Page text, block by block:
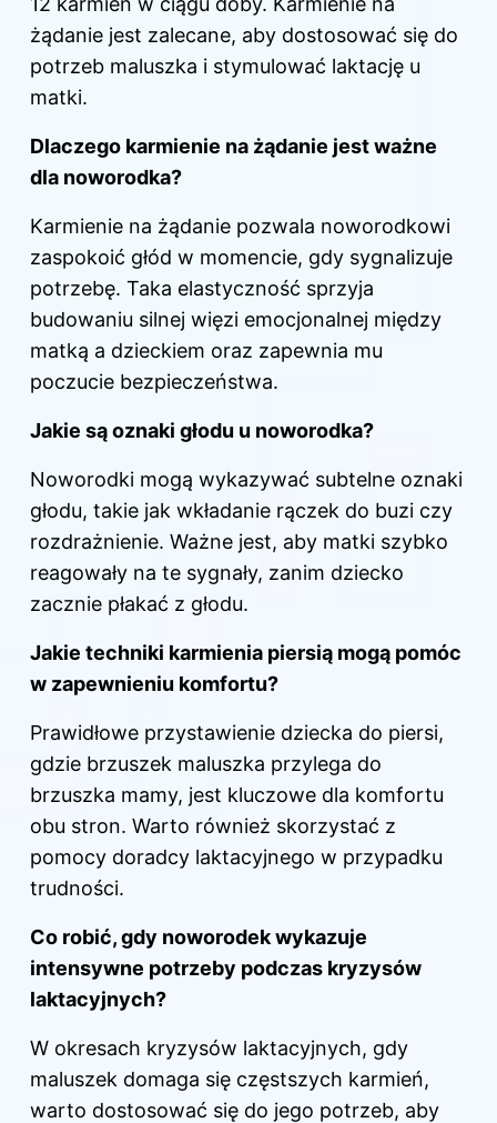
żądanie jest zalecane, aby dostosować się do
potrzeb maluszka i stymulować laktację u
matki.
Dlaczego karmienie na żądanie jest ważne
dla noworodka?
Karmienie na żądanie pozwala noworodkowi
zaspokoić głód w momencie, gdy sygnalizuje
potrzebę. Taka elastyczność sprzyja
budowaniu silnej więzi emocjonalnej między
matką a dzieckiem oraz zapewnia mu
poczucie bezpieczeństwa.
Jakie są oznaki głodu u noworodka?
Noworodki mogą wykazywać subtelne oznaki
głodu, takie jak wkładanie rączek do buzi czy
rozdrażnienie. Ważne jest, aby matki szybko
reagowały na te sygnały, zanim dziecko
zacznie płakać z głodu.
Jakie techniki karmienia piersią mogą pomóc
w zapewnieniu komfortu?
Prawidłowe przystawienie dziecka do piersi,
gdzie brzuszek maluszka przylega do
brzuszka mamy, jest kluczowe dla komfortu
obu stron. Warto również skorzystać z
pomocy doradcy laktacyjnego w przypadku
trudności.
Co robić, gdy noworodek wykazuje
intensywne potrzeby podczas kryzysów
laktacyjnych?
W okresach kryzysów laktacyjnych, gdy
maluszek domaga się częstszych karmień,
warto dostosować się do jego potrzeb, aby